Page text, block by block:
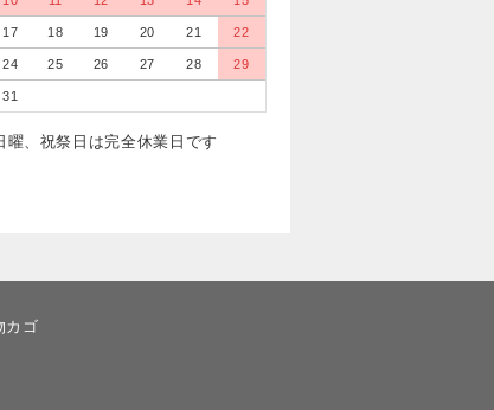
、祝祭日は完全休業日です
17 18 19 20 21 22
24 25 26 27 28 29
31
カゴ